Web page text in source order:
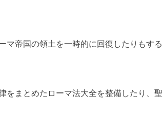
マ帝国の領土を一時的に回復したりもする
をまとめたローマ法大全を整備したり、聖